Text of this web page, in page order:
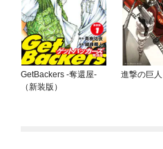
GetBackers -奪還屋-
（新装版）
進撃の巨人